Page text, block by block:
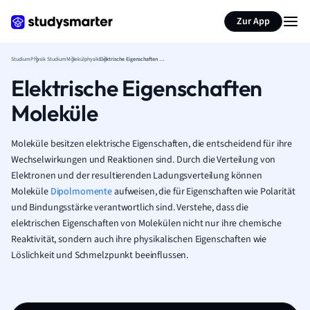
Zur App
StudiumPhysik StudiumMolekülphysik Elektrische Eigenschaften Moleküle
Elektrische Eigenschaften
Moleküle
Moleküle besitzen elektrische Eigenschaften, die entscheidend für ihre
Wechselwirkungen und Reaktionen sind. Durch die Verteilung von
Elektronen und der resultierenden Ladungsverteilung können
Moleküle Dipolmomenteaufweisen, die für Eigenschaften wie Polarität
und Bindungsstärke verantwortlich sind. Verstehe, dass die
elektrischen Eigenschaften von Molekülen nicht nur ihre chemische
Reaktivität, sondern auch ihre physikalischen Eigenschaften wie
Löslichkeit und Schmelzpunkt beeinflussen.